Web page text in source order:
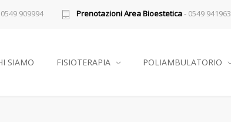
909994 Prenotazioni Area Bioestetica- 0549 941963
SIAMO FISIOTERAPIA POLIAMBULATORIO